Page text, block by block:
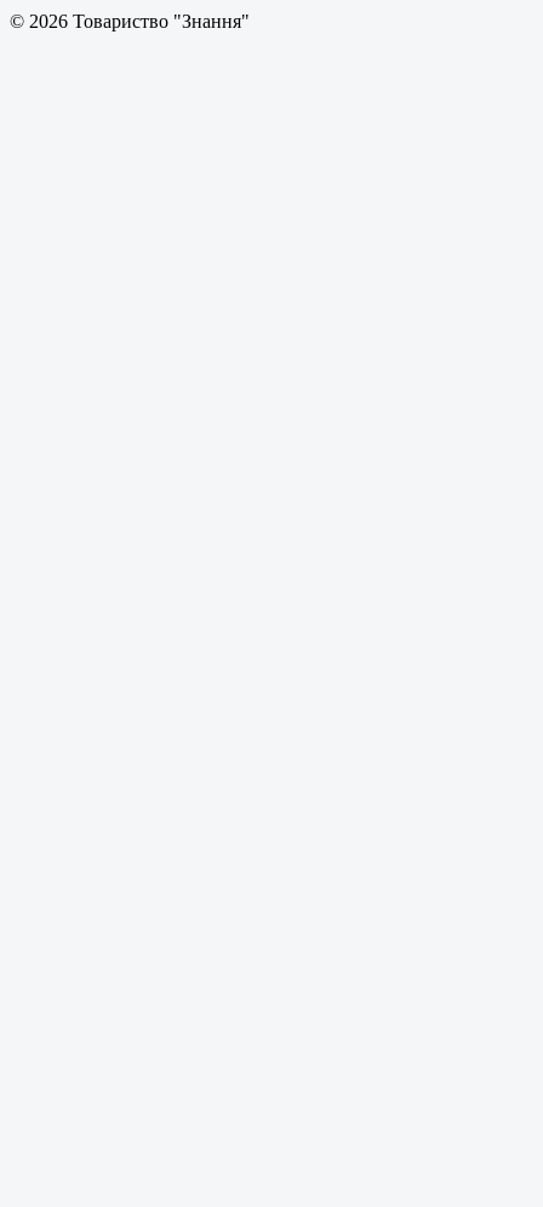
© 2026 Товариство "Знання"